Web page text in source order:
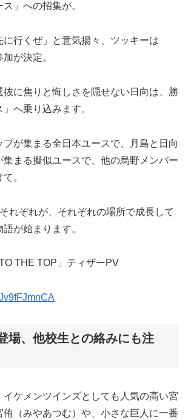
」への招集が。
に行くぜ」と意気揚々、ツッキーは
が決定。
抜に焦りと悔しさを隠せない日向は、勝
へ乗り込みます。
が集まる全日本ユースで、月島と日向
集まる擬似ユースで、他の烏野メンバー
。
れぞれが、それぞれの場所で成長して
が始まります。
THE TOP」ティザーPV
場、他校生との絡みにも注
イケメンツインズとしても人気の高い宮
侑（みやあつむ）や、小さな巨人に一番